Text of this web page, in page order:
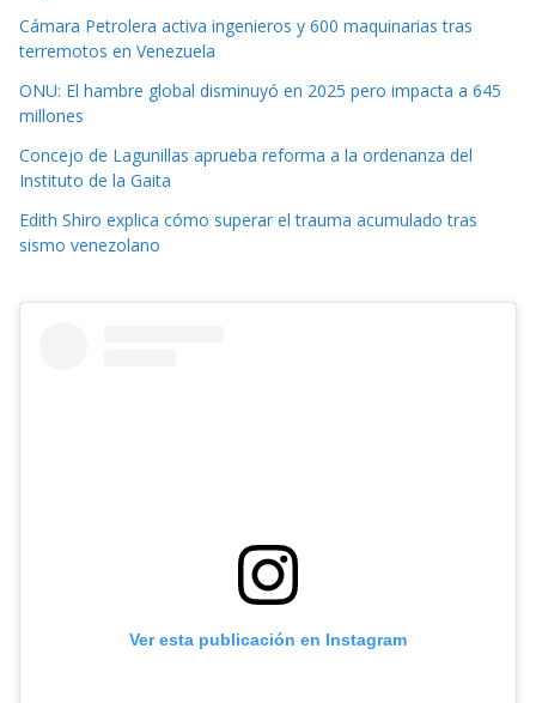
Cámara Petrolera activa ingenieros y 600 maquinarias tras
terremotos en Venezuela
ONU: El hambre global disminuyó en 2025 pero impacta a 645
millones
Concejo de Lagunillas aprueba reforma a la ordenanza del
Instituto de la Gaita
Edith Shiro explica cómo superar el trauma acumulado tras
sismo venezolano
Ver esta publicación en Instagram